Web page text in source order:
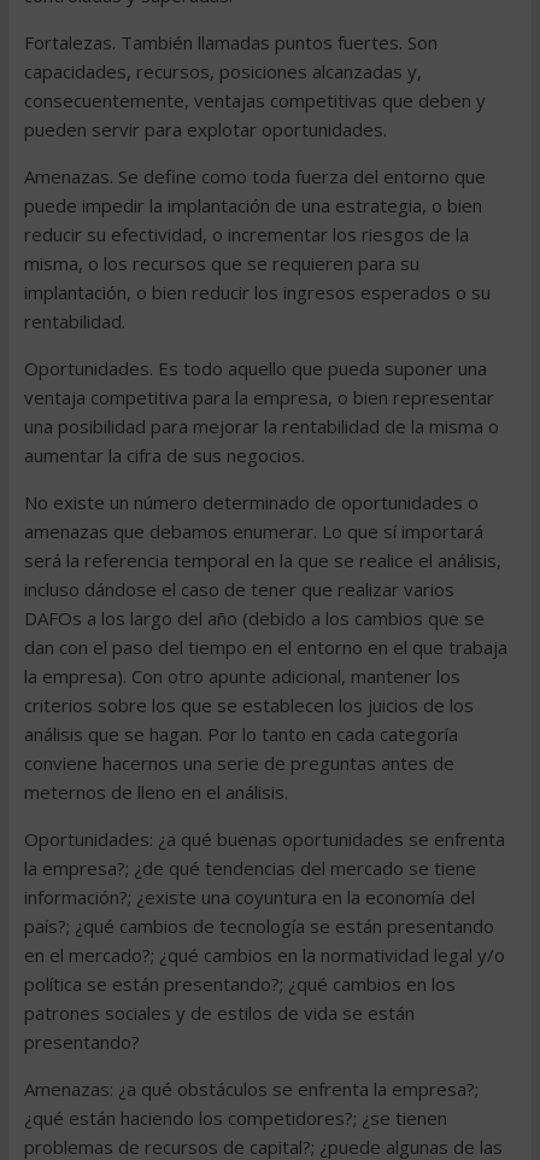
Fortalezas. También llamadas puntos fuertes. Son
capacidades, recursos, posiciones alcanzadas y,
consecuentemente, ventajas competitivas que deben y
pueden servir para explotar oportunidades.
Amenazas. Se define como toda fuerza del entorno que
puede impedir la implantación de una estrategia, o bien
reducir su efectividad, o incrementar los riesgos de la
misma, o los recursos que se requieren para su
implantación, o bien reducir los ingresos esperados o su
rentabilidad.
Oportunidades. Es todo aquello que pueda suponer una
ventaja competitiva para la empresa, o bien representar
una posibilidad para mejorar la rentabilidad de la misma o
aumentar la cifra de sus negocios.
No existe un número determinado de oportunidades o
amenazas que debamos enumerar. Lo que sí importará
será la referencia temporal en la que se realice el análisis,
incluso dándose el caso de tener que realizar varios
DAFOs a los largo del año (debido a los cambios que se
dan con el paso del tiempo en el entorno en el que trabaja
la empresa). Con otro apunte adicional, mantener los
criterios sobre los que se establecen los juicios de los
análisis que se hagan. Por lo tanto en cada categoría
conviene hacernos una serie de preguntas antes de
meternos de lleno en el análisis.
Oportunidades: ¿a qué buenas oportunidades se enfrenta
la empresa?; ¿de qué tendencias del mercado se tiene
información?; ¿existe una coyuntura en la economía del
país?; ¿qué cambios de tecnología se están presentando
en el mercado?; ¿qué cambios en la normatividad legal y/o
política se están presentando?; ¿qué cambios en los
patrones sociales y de estilos de vida se están
presentando?
Amenazas: ¿a qué obstáculos se enfrenta la empresa?;
¿qué están haciendo los competidores?; ¿se tienen
problemas de recursos de capital?; ¿puede algunas de las